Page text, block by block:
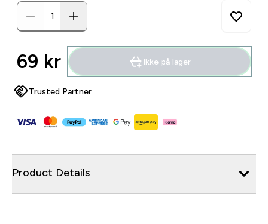
69 kr‎ Ikke på lager
Trusted Partner
Product Details